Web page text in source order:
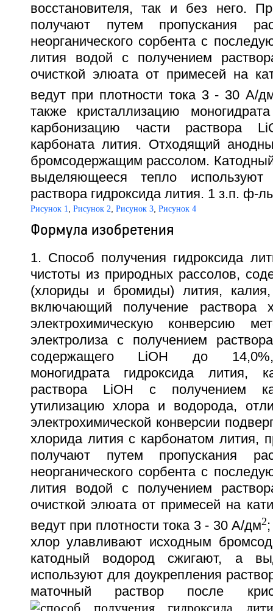
восстановителя, так и без него.
получают путем пропускания
неорганического сорбента с
лития водой с получением
очисткой элюата от примесей на
ведут при плотности тока 3 - 30 А/
также кристаллизацию
карбонизацию части раствора
карбоната лития. Отходящий
бромсодержащим рассолом.
выделяющееся тепло используют
раствора гидроксида лития. 1 з.п. ф-
Рисунок 1 Рисунок 2 Рисунок 3, Рисунок 4
Формула изобретения
1. Способ получения гидроксида
чистоты из природных рассолов,
(хлориды и бромиды) лития,
включающий получение раствора
электрохимическую конверсию
электролиза с получением
содержащего LiOH до 14,0%,
моногидрата гидроксида лития,
раствора LiOH с получением
утилизацию хлора и водорода,
электрохимической конверсии
хлорида лития с карбонатом лития,
получают путем пропускания
неорганического сорбента с
лития водой с получением
очисткой элюата от примесей на
ведут при плотности тока 3 - 30 А/дм2
хлор улавливают исходным
катодный водород сжигают, а
используют для доукрепления
маточный раствор после